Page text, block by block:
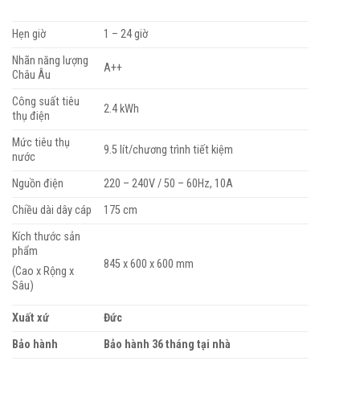
Hẹn giờ
1 – 24 giờ
Nhãn năng lượng
Châu Âu
A++
Công suất tiêu
thụ điện
2.4 kWh
Mức tiêu thụ
nước
9.5 lít/chương trình tiết kiệm
Nguồn điện
220 – 240V / 50 – 60Hz, 10A
Chiều dài dây cáp
175 cm
Kích thước sản
phẩm
(Cao x Rộng x
Sâu)
845 x 600 x 600 mm
Xuất xứ
Đức
Bảo hành
Bảo hành 36 tháng tại nhà